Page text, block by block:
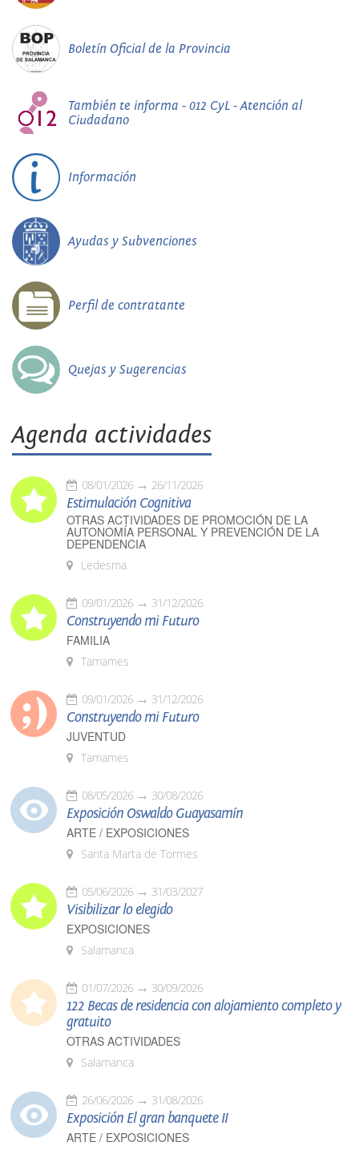
Boletín Oficial de la Provincia
También te informa - 012 CyL - Atención al
Ciudadano
Información
Ayudas y Subvenciones
Perfil de contratante
Quejas y Sugerencias
Agenda actividades
08/01/2026 26/11/2026
Estimulación Cognitiva
OTRAS ACTIVIDADES DE PROMOCIÓN DE LA
AUTONOMÍA PERSONAL Y PREVENCIÓN DE LA
DEPENDENCIA
Ledesma
09/01/2026 31/12/2026
Construyendo mi Futuro
FAMILIA
Tamames
09/01/2026 31/12/2026
Construyendo mi Futuro
JUVENTUD
Tamames
08/05/2026 30/08/2026
Exposición Oswaldo Guayasamín
ARTE / EXPOSICIONES
Santa Marta de Tormes
05/06/2026 31/03/2027
Visibilizar lo elegido
EXPOSICIONES
Salamanca
01/07/2026 30/09/2026
122 Becas de residencia con alojamiento completo y
gratuito
OTRAS ACTIVIDADES
Salamanca
26/06/2026 31/08/2026
Exposición El gran banquete II
ARTE / EXPOSICIONES